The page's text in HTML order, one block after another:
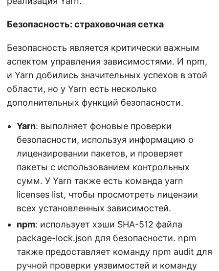
Безопасность: страховочная сетка
Безопасность является критически важным
аспектом управления зависимостями. И npm,
и Yarn добились значительных успехов в этой
области, но у Yarn есть несколько
дополнительных функций безопасности.
Yarn: выполняет фоновые проверки
безопасности, используя информацию о
лицензировании пакетов, и проверяет
пакеты с использованием контрольных
сумм. У Yarn также есть команда yarn
licenses list, чтобы просмотреть лицензии
всех установленных зависимостей.
npm: использует хэши SHA-512 файла
package-lock.json для безопасности. npm
также предоставляет команду npm audit для
ручной проверки уязвимостей и команду